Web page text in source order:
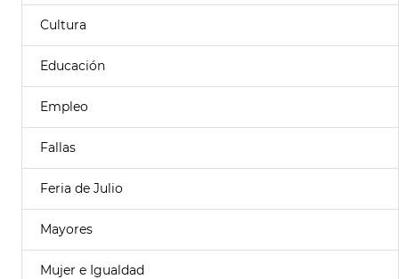
Cultura
Educación
Empleo
Fallas
Feria de Julio
Mayores
Mujer e Igualdad